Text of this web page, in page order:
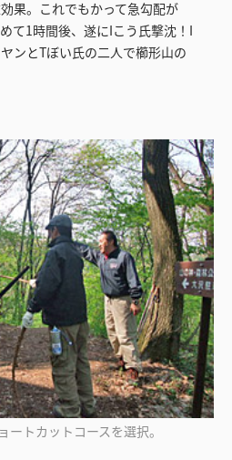
果。これでもかって急勾配が
て1時間後、遂にIこう氏撃沈！I
ンとTぼい氏の二人で櫛形山の
ートカットコースを選択。